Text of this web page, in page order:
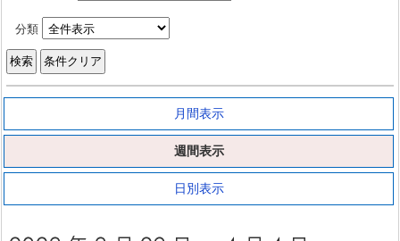
分類
月間表示
週間表示
日別表示